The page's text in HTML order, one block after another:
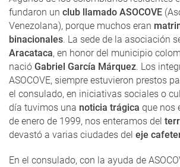
fundaron un club llamado ASOCOVE
Venezolana), porque muchos eran
binacionales. La sede de la asociación
Aracataca, en honor del municipio
nació Gabriel García Márquez. Los
ASOCOVE, siempre estuvieron prestos
el consulado, en iniciativas sociales o
día tuvimos una noticia trágica que nos
de enero de 1999, nos enteramos del
devastó a varias ciudades del eje
En el consulado, con la ayuda de